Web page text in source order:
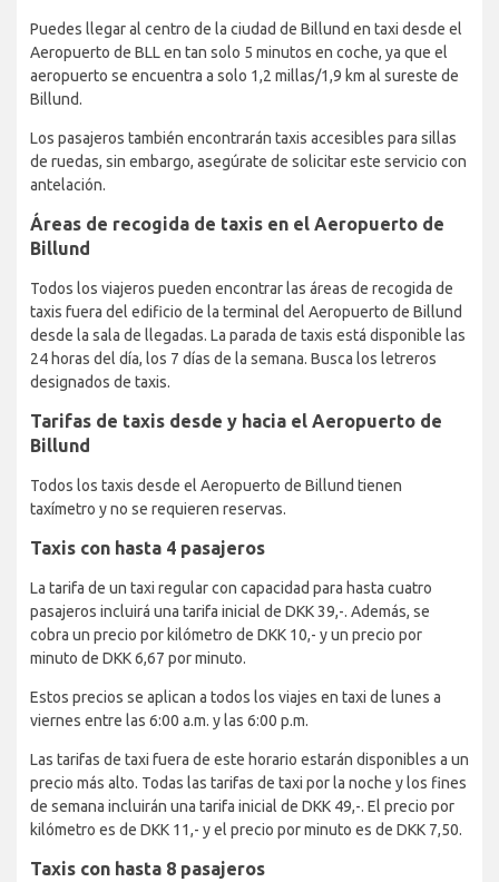
Puedes llegar al centro de la ciudad de Billund en taxi desde el
Aeropuerto de BLL en tan solo 5 minutos en coche, ya que el
aeropuerto se encuentra a solo 1,2 millas/1,9 km al sureste de
Billund.
Los pasajeros también encontrarán taxis accesibles para sillas
de ruedas, sin embargo, asegúrate de solicitar este servicio con
antelación.
Áreas de recogida de taxis en el Aeropuerto de
Billund
Todos los viajeros pueden encontrar las áreas de recogida de
taxis fuera del edificio de la terminal del Aeropuerto de Billund
desde la sala de llegadas. La parada de taxis está disponible las
24 horas del día, los 7 días de la semana. Busca los letreros
designados de taxis.
Tarifas de taxis desde y hacia el Aeropuerto de
Billund
Todos los taxis desde el Aeropuerto de Billund tienen
taxímetro y no se requieren reservas.
Taxis con hasta 4 pasajeros
La tarifa de un taxi regular con capacidad para hasta cuatro
pasajeros incluirá una tarifa inicial de DKK 39,-. Además, se
cobra un precio por kilómetro de DKK 10,- y un precio por
minuto de DKK 6,67 por minuto.
Estos precios se aplican a todos los viajes en taxi de lunes a
viernes entre las 6:00 a.m. y las 6:00 p.m.
Las tarifas de taxi fuera de este horario estarán disponibles a un
precio más alto. Todas las tarifas de taxi por la noche y los fines
de semana incluirán una tarifa inicial de DKK 49,-. El precio por
kilómetro es de DKK 11,- y el precio por minuto es de DKK 7,50.
Taxis con hasta 8 pasajeros